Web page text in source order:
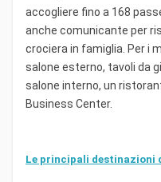
accogliere fino a 168
anche comunicante per
crociera in famiglia. Per i
salone esterno, tavoli da
salone interno, un
Business Center.
Le principali destinazioni